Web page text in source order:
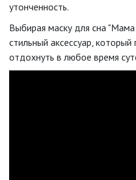
утонченность.
Выбирая маску для сна "Мама
стильный аксессуар,
отдохнуть в любое время